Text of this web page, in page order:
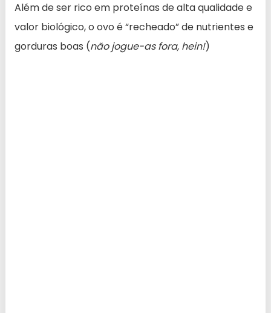
Além de ser rico em proteínas de alta qualidade e
valor biológico, o ovo é “recheado” de nutrientes e
gorduras boas (não jogue-as fora, hein!)